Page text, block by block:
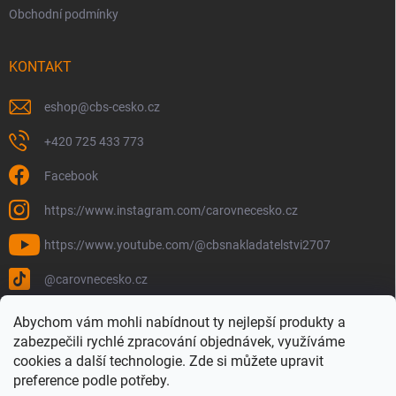
Abychom vám mohli nabídnout ty nejlepší produkty a
zabezpečili rychlé zpracování objednávek, využíváme
cookies a další technologie. Zde si můžete upravit
preference podle potřeby.
Obchodní podmínky
KONTAKT
eshop@cbs-cesko.cz
+420 725 433 773
Facebook
https://www.instagram.com/carovnecesko.cz
https://www.youtube.com/@cbsnakladatelstvi2707
@carovnecesko.cz